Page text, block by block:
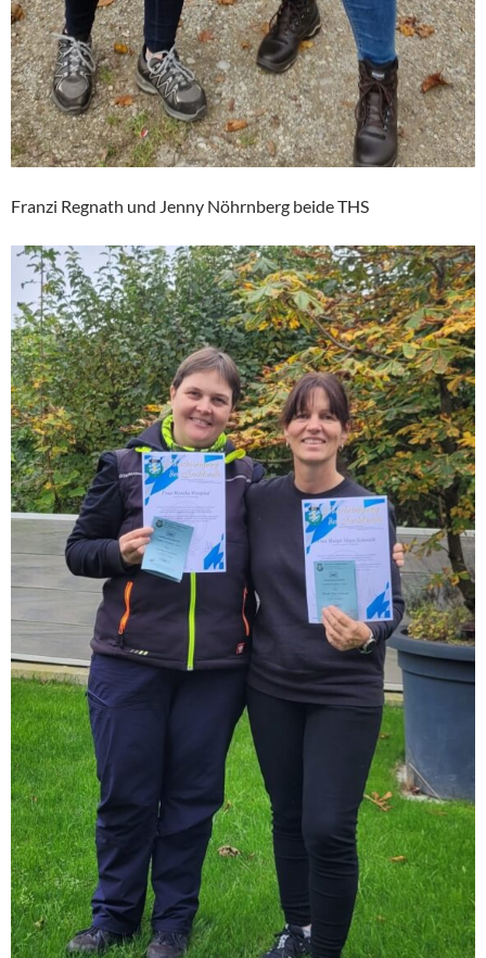
Franzi Regnath und Jenny Nöhrnberg beide THS